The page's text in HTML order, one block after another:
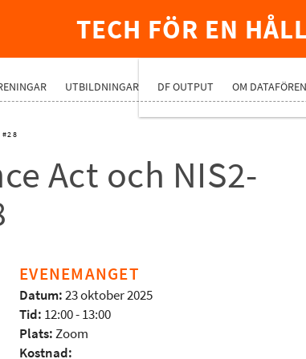
TECH FÖR EN
UTBILDNINGAR DF OUTPUT OM
#28
Act och NIS2-
EVENEMANGET
Datum:23 oktober 2025
Tid: 12:00 - 13:00
Plats:Zoom
Kostnad: